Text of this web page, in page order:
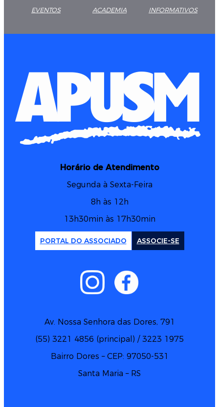
EVENTOS ACADEMIA INFORMATIVOS
Horário de Atendimento
Segunda à Sexta-Feira
8h às 12h
13h30min às 17h30min
PORTAL DO ASSOCIADO ASSOCIE-SE
Av. Nossa Senhora das Dores, 791
(55) 3221 4856 (principal) / 3223 1975
Bairro Dores – CEP: 97050-531
Santa Maria – RS